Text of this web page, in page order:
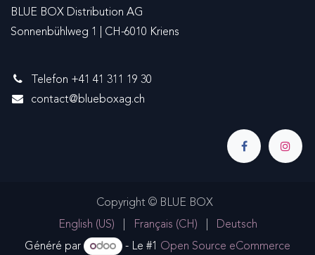
BLUE BOX Distribution AG
Sonnenbühlweg 1 | CH-6010 Kriens
Telefon +41 41 311 19 30
contact@blueboxag.ch
Copyright © BLUE BOX
English (US)
Français (CH)
Deutsch
Généré par
- Le #1 Open Source eCommerce